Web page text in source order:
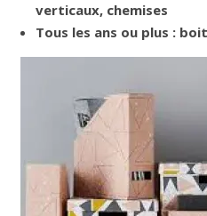
verticaux, chemises
Tous les ans ou plus :